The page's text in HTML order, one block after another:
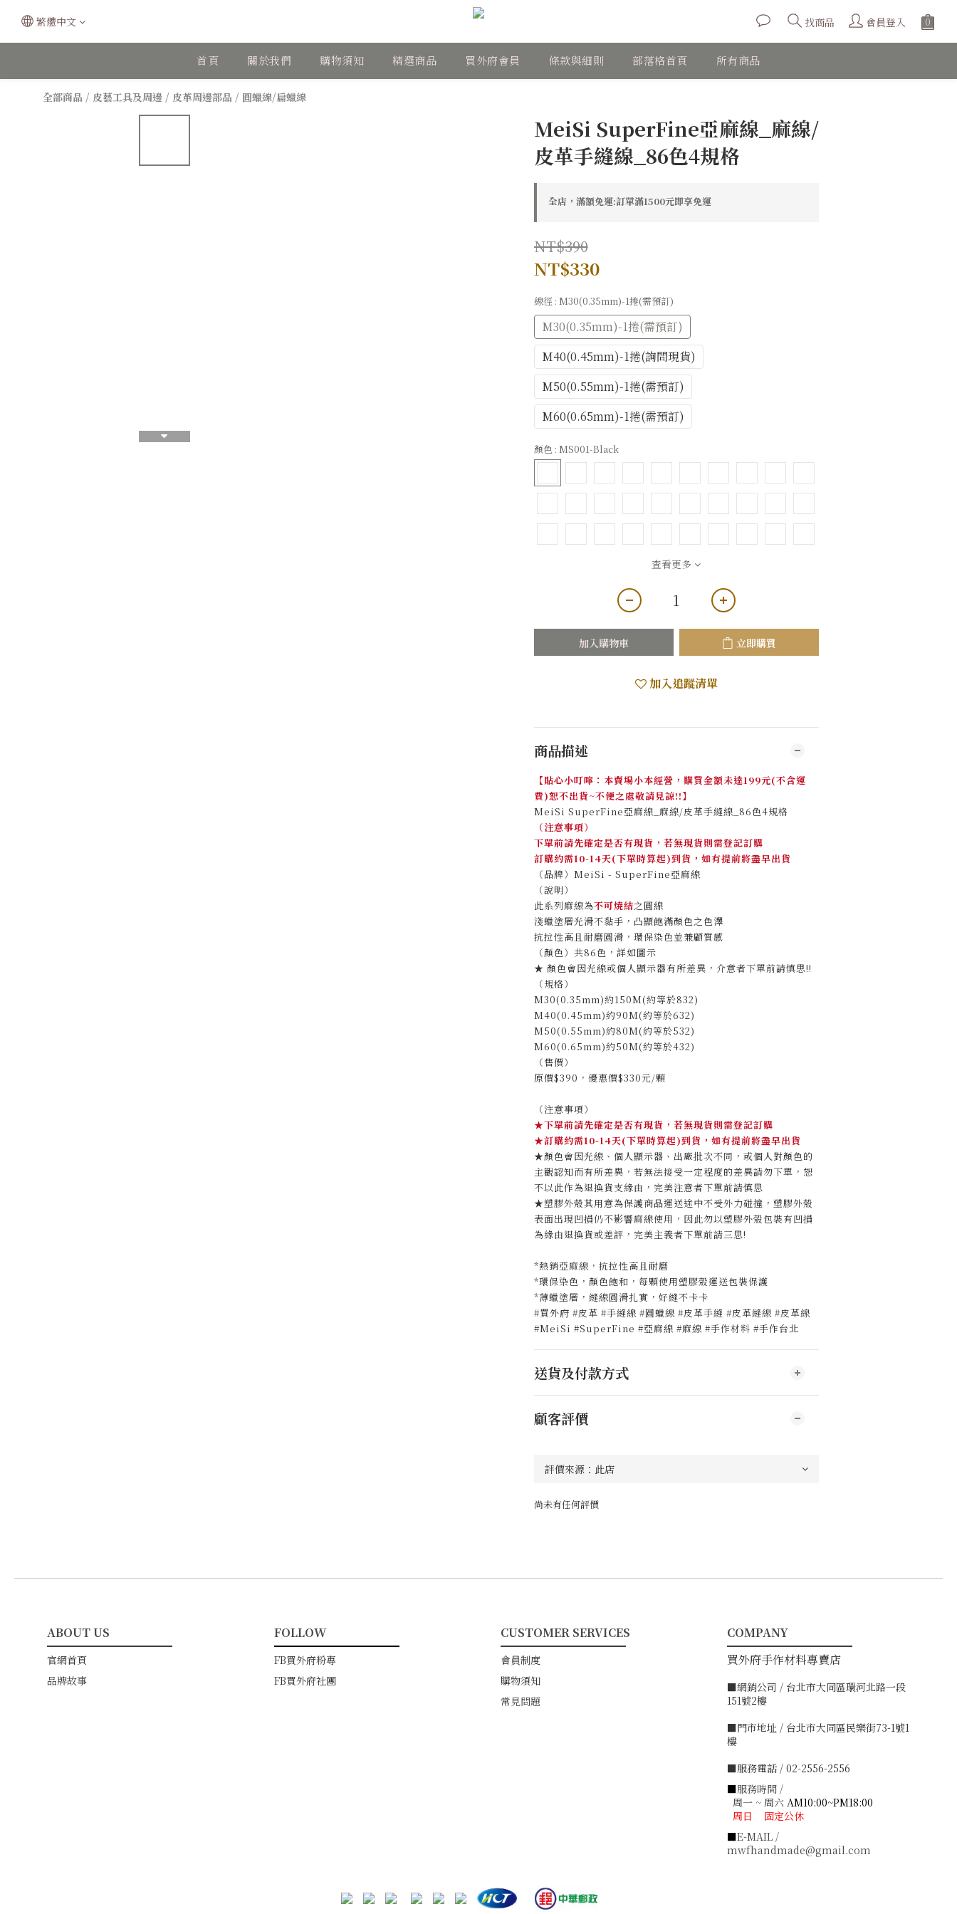
繁體中文 找商品 會員登入
首頁 關於我們 購物須知 精選商品 買外府會員 條款與細則 部落格首頁 所有商品
全部商品 / 皮藝工具及周邊 / 皮革周邊部品 / 圓蠟線/扁蠟線
MeiSi SuperFine亞麻線_麻線/
皮革手縫線_86色4規格
全店，滿額免運:訂單滿1500元即享免運
NT$390
NT$330
線徑 : M30(0.35mm)-1捲(需預訂)
M30(0.35mm)-1捲(需預訂)
M40(0.45mm)-1捲(詢問現貨)
M50(0.55mm)-1捲(需預訂)
M60(0.65mm)-1捲(需預訂)
顏色 : MS001-Black
查看更多
加入購物車 立即購買
加入追蹤清單
商品描述
【貼心小叮嚀：本賣場小本經營，購買金額未達199元(不含運
費)恕不出貨~不便之處敬請見諒!!】
MeiSi SuperFine亞麻線_麻線/皮革手縫線_86色4規格
（注意事項）
下單前請先確定是否有現貨，若無現貨則需登記訂購
訂購約需10-14天(下單時算起)到貨，如有提前將盡早出貨
（品牌）MeiSi - SuperFine亞麻線
（說明）
此系列麻線為不可燒結之圓線
淺蠟塗層光滑不黏手，凸顯飽滿顏色之色澤
抗拉性高且耐磨圓滑，環保染色並兼顧質感
（顏色）共86色，詳如圖示
★ 顏色會因光線或個人顯示器有所差異，介意者下單前請慎思!!
（規格）
M30(0.35mm)約150M(約等於832)
M40(0.45mm)約90M(約等於632)
M50(0.55mm)約80M(約等於532)
M60(0.65mm)約50M(約等於432)
（售價）
原價$390，優惠價$330元/顆
（注意事項）
★下單前請先確定是否有現貨，若無現貨則需登記訂購
★訂購約需10-14天(下單時算起)到貨，如有提前將盡早出貨
★顏色會因光線、個人顯示器、出廠批次不同，或個人對顏色的
主觀認知而有所差異，若無法接受一定程度的差異請勿下單，恕
不以此作為退換貨支緣由，完美注意者下單前請慎思
★塑膠外殼其用意為保護商品運送途中不受外力碰撞，塑膠外殼
表面出現凹損仍不影響麻線使用，因此勿以塑膠外殼包裝有凹損
為緣由退換貨或差評，完美主義者下單前請三思!
*熱銷亞麻線，抗拉性高且耐磨
*環保染色，顏色飽和，每顆使用塑膠殼運送包裝保護
*薄蠟塗層，縫線圓滑扎實，好縫不卡卡
#買外府 #皮革 #手縫線 #圓蠟線 #皮革手縫 #皮革縫線 #皮革線
#MeiSi #SuperFine #亞麻線 #麻線 #手作材料 #手作台北
送貨及付款方式
顧客評價
尚未有任何評價
ABOUT US
━━━━━━━━━━━
官網首頁
品牌故事
FOLLOW
━━━━━━━━━━━
FB買外府粉專
FB買外府社團
CUSTOMER SERVICES
━━━━━━━━━━━
會員制度
購物須知
常見問題
COMPANY
━━━━━━━━━━━
買外府手作材料專賣店
■網銷公司 / 台北市大同區環河北路一段
151號2樓
■門市地址 / 台北市大同區民樂街73-1號1
樓
■服務電話 / 02-2556-2556
■服務時間 /
周一 ~ 周六 AM10:00~PM18:00
周日 固定公休
■E-MAIL /
mwfhandmade@gmail.com